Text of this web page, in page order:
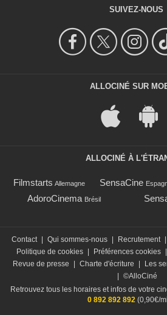
SUIVEZ-NOUS
ALLOCINÉ SUR
ALLOCINÉ À
Filmstarts Allemagne SensaCine
AdoroCinema Brésil
Contact Qui sommes-nous Recrutement
Politique de cookies
Préférences cookies
Revue de presse
Charte d'écriture Les
©AlloCiné
Retrouvez tous les horaires et infos de votre
0 892 892 892(0,90€/